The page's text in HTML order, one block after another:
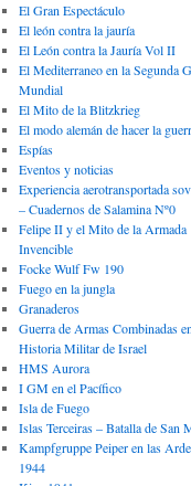
El Gran Espectáculo
El león contra la jauría
El León contra la Jauría Vol II
El Mediterraneo en la Segunda
Mundial
El Mito de la Blitzkrieg
El modo alemán de hacer la
Espías
Eventos y noticias
Experiencia aerotransportada
– Cuadernos de Salamina Nº0
Felipe II y el Mito de la Armada
Invencible
Focke Wulf Fw 190
Fuego en la jungla
Granaderos
Guerra de Armas Combinadas
Historia Militar de Israel
HMS Aurora
I GM en el Pacífico
Isla de Fuego
Islas Terceiras – Batalla de San
Kampfgruppe Peiper en las
1944